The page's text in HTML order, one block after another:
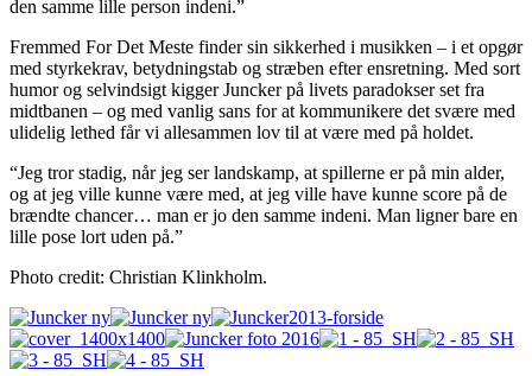
den samme lille person indeni.”
Fremmed For Det Meste finder sin sikkerhed i musikken – i et opgør
med styrkekrav, betydningstab og stræben efter ensretning. Med sort
humor og selvindsigt kigger Juncker på livets paradokser set fra
midtbanen – og med vanlig sans for at kommunikere det svære med
ulidelig lethed får vi allesammen lov til at være med på holdet.
“Jeg tror stadig, når jeg ser landskamp, at spillerne er på min alder,
og at jeg ville kunne være med, at jeg ville have kunne score på de
brændte chancer… man er jo den samme indeni. Man ligner bare en
lille pose lort uden på.”
Photo credit: Christian Klinkholm.